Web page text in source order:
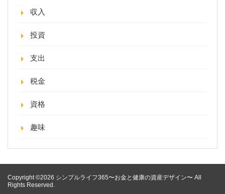
収入
投資
支出
税金
資格
趣味
Copyright ©2026 シンプルライフ365〜お金と健康の資産デザイン〜 All
Rights Reserved.